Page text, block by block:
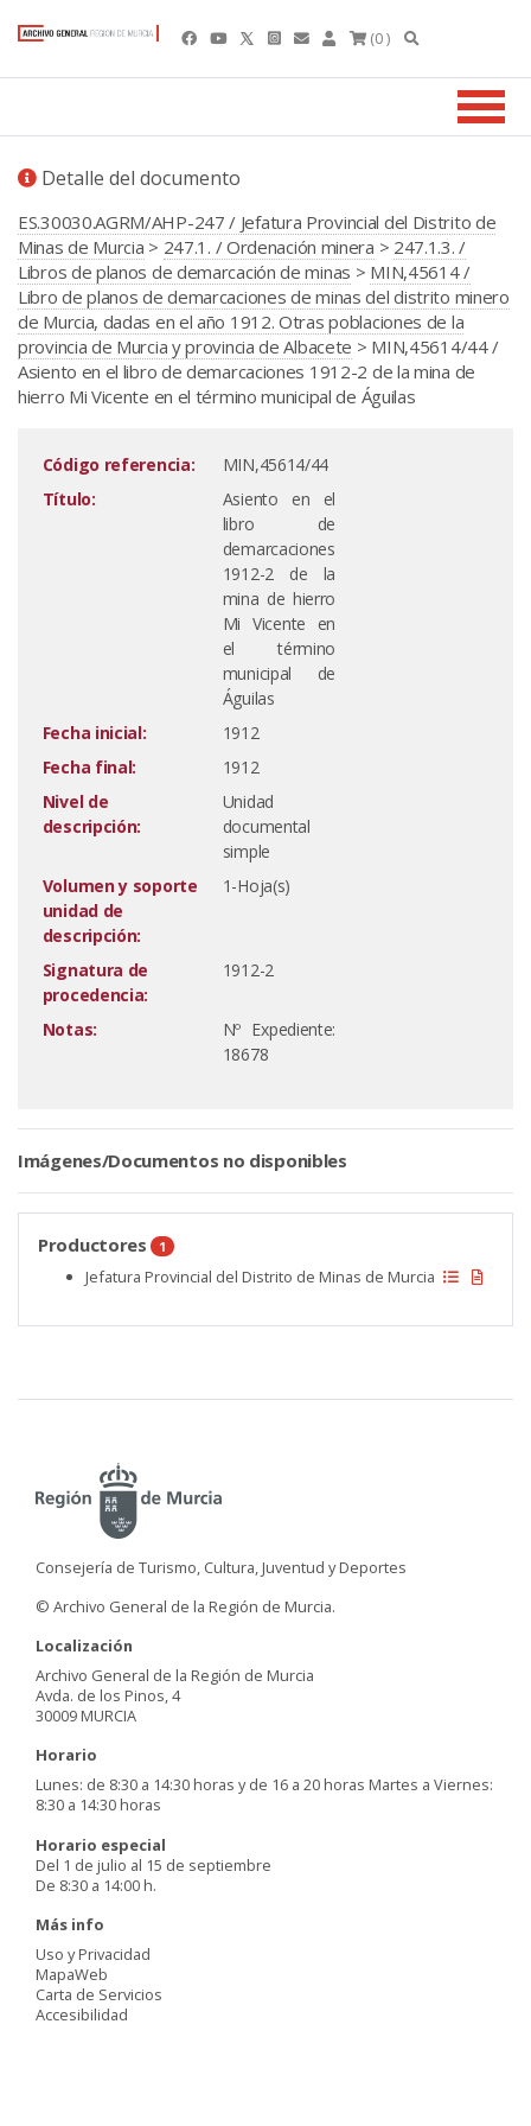
(0 )
Detalle del documento
ES.30030.AGRM/AHP-247 / Jefatura Provincial del Distrito de
Minas de Murcia > 247.1. / Ordenación minera > 247.1.3. /
Libros de planos de demarcación de minas > MIN,45614 /
Libro de planos de demarcaciones de minas del distrito minero
de Murcia, dadas en el año 1912. Otras poblaciones de la
provincia de Murcia y provincia de Albacete > MIN,45614/44 /
Asiento en el libro de demarcaciones 1912-2 de la mina de
hierro Mi Vicente en el término municipal de Águilas
Código referencia:
MIN,45614/44
Título:
Asiento en el
libro de
demarcaciones
1912-2 de la
mina de hierro
Mi Vicente en
el término
municipal de
Águilas
Fecha inicial:
1912
Fecha final:
1912
Nivel de
descripción:
Unidad
documental
simple
Volumen y soporte
unidad de
descripción:
1-Hoja(s)
Signatura de
procedencia:
1912-2
Notas:
Nº Expediente:
18678
Imágenes/Documentos no disponibles
Productores 1
Jefatura Provincial del Distrito de Minas de Murcia
Consejería de Turismo, Cultura, Juventud y Deportes
© Archivo General de la Región de Murcia.
Localización
Archivo General de la Región de Murcia
Avda. de los Pinos, 4
30009 MURCIA
Horario
Lunes: de 8:30 a 14:30 horas y de 16 a 20 horas Martes a Viernes:
8:30 a 14:30 horas
Horario especial
Del 1 de julio al 15 de septiembre
De 8:30 a 14:00 h.
Más info
Uso y Privacidad
MapaWeb
Carta de Servicios
Accesibilidad